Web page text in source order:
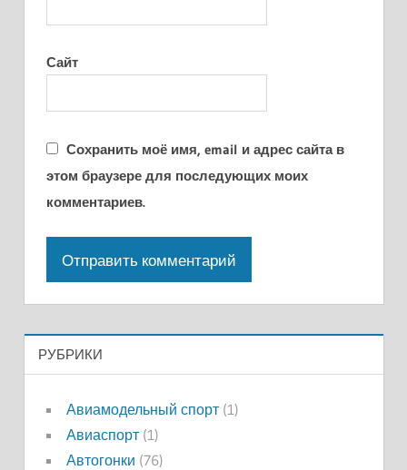
Сайт
Сохранить моё имя, email и адрес сайта в
этом браузере для последующих моих
комментариев.
РУБРИКИ
Авиамодельный спорт(1)
Авиаспорт(1)
Автогонки (76)